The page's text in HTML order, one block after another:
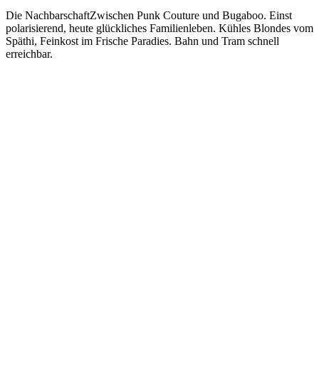
Die NachbarschaftZwischen Punk Couture und Bugaboo. Einst
polarisierend, heute glückliches Familienleben. Kühles Blondes vom
Späthi, Feinkost im Frische Paradies. Bahn und Tram schnell
erreichbar.